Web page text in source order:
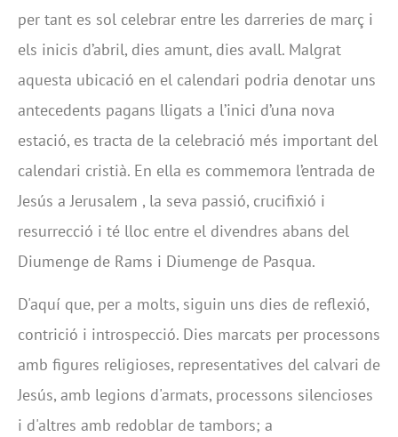
per tant es sol celebrar entre les darreries de març i
els inicis d’abril, dies amunt, dies avall. Malgrat
aquesta ubicació en el calendari podria denotar uns
antecedents pagans lligats a l’inici d’una nova
estació, es tracta de la celebració més important del
calendari cristià. En ella es commemora l’entrada de
Jesús a Jerusalem , la seva passió, crucifixió i
resurrecció i té lloc entre el divendres abans del
Diumenge de Rams i Diumenge de Pasqua.
D'aquí que, per a molts, siguin uns dies de reflexió,
contrició i introspecció. Dies marcats per processons
amb figures religioses, representatives del calvari de
Jesús, amb legions d'armats, processons silencioses
i d'altres amb redoblar de tambors; a